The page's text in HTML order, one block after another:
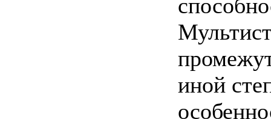
иной